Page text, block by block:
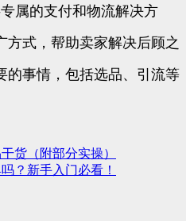
属的支付和物流解决方
方式，帮助卖家解决后顾之
的事情，包括选品、引流等
货（附部分实操）
？新手入门必看！